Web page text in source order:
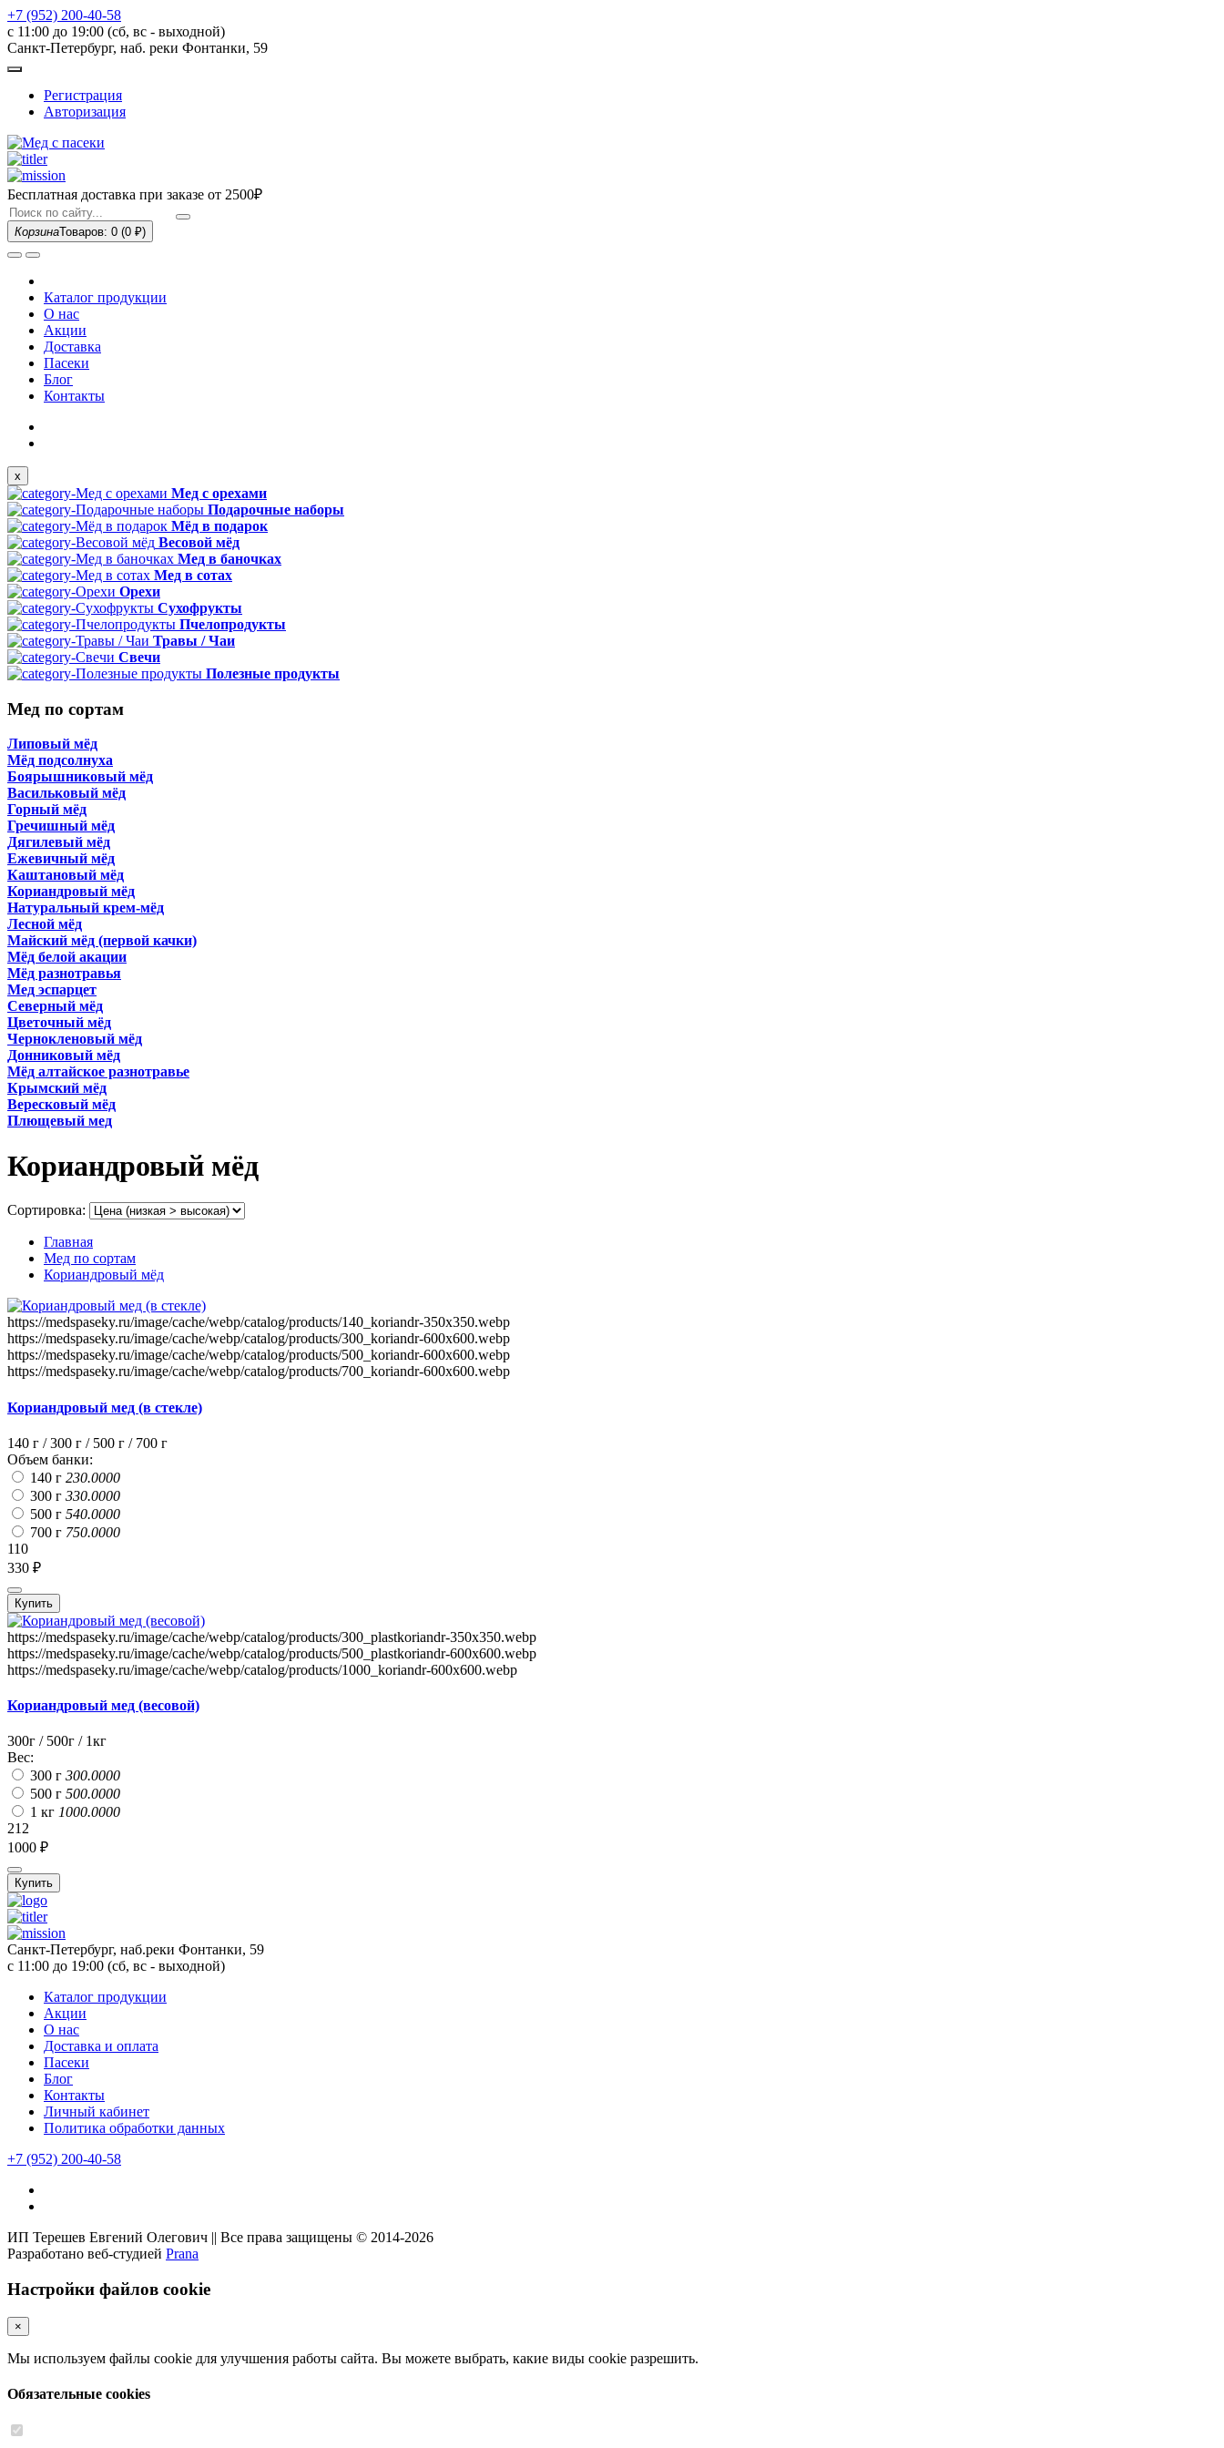
+7 (952) 200-40-58
с 11:00 до 19:00 (сб, вс - выходной)
Санкт-Петербург, наб. реки Фонтанки, 59
Регистрация
Авторизация
Бесплатная доставка при заказе от 2500₽
КорзинаТоваров: 0 (0 ₽)
Каталог продукции
О нас
Акции
Доставка
Пасеки
Блог
Контакты
x
Мед с орехами
Подарочные наборы
Мёд в подарок
Весовой мёд
Мед в баночках
Мед в сотах
Орехи
Сухофрукты
Пчелопродукты
Травы / Чаи
Свечи
Полезные продукты
Мед по сортам
Липовый мёд
Мёд подсолнуха
Боярышниковый мёд
Васильковый мёд
Горный мёд
Гречишный мёд
Дягилевый мёд
Ежевичный мёд
Каштановый мёд
Кориандровый мёд
Натуральный крем-мёд
Лесной мёд
Майский мёд (первой качки)
Мёд белой акации
Мёд разнотравья
Мед эспарцет
Северный мёд
Цветочный мёд
Чернокленовый мёд
Донниковый мёд
Мёд алтайское разнотравье
Крымский мёд
Вересковый мёд
Плющевый мед
Кориандровый мёд
Сортировка:
Главная
Мед по сортам
Кориандровый мёд
https://medspaseky.ru/image/cache/webp/catalog/products/140_koriandr-350x350.webp
https://medspaseky.ru/image/cache/webp/catalog/products/300_koriandr-600x600.webp
https://medspaseky.ru/image/cache/webp/catalog/products/500_koriandr-600x600.webp
https://medspaseky.ru/image/cache/webp/catalog/products/700_koriandr-600x600.webp
Кориандровый мед (в стекле)
140 г / 300 г / 500 г / 700 г
Объем банки:
140 г 230.0000
300 г 330.0000
500 г 540.0000
700 г 750.0000
110
330 ₽
Купить
https://medspaseky.ru/image/cache/webp/catalog/products/300_plastkoriandr-350x350.webp
https://medspaseky.ru/image/cache/webp/catalog/products/500_plastkoriandr-600x600.webp
https://medspaseky.ru/image/cache/webp/catalog/products/1000_koriandr-600x600.webp
Кориандровый мед (весовой)
300г / 500г / 1кг
Вес:
300 г 300.0000
500 г 500.0000
1 кг 1000.0000
212
1000 ₽
Купить
Санкт-Петербург, наб.реки Фонтанки, 59
с 11:00 до 19:00 (сб, вс - выходной)
Каталог продукции
Акции
О нас
Доставка и оплата
Пасеки
Блог
Контакты
Личный кабинет
Политика обработки данных
+7 (952) 200-40-58
ИП Терешев Евгений Олегович || Все права защищены © 2014-2026
Разработано веб-студией Prana
Настройки файлов cookie
×
Мы используем файлы cookie для улучшения работы сайта. Вы можете выбрать, какие виды cookie разрешить.
Обязательные cookies